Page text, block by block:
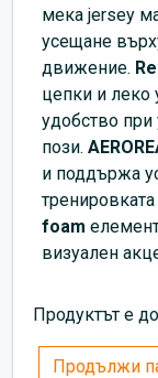
мека jersey
усещане
движение.
цепки и леко
удобство
пози.
и поддържа
foam
визуален
Продуктът е
Продължи